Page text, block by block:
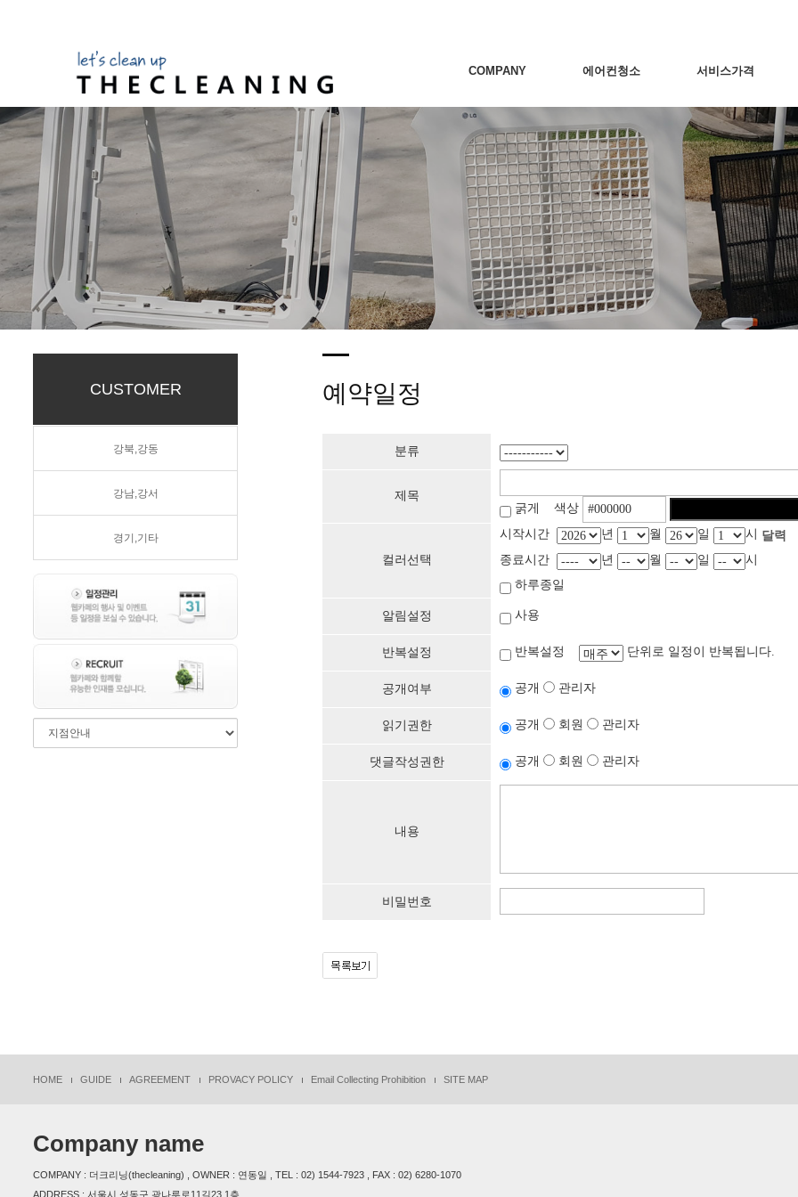
COMPANY 에어컨청소 서비스가격
CUSTOMER
강북,강동
강남,강서
경기,기타
예약일정
분류
제목
굵게 색상
컬러선택
시작시간 년 월 일 시 달력
종료시간 년 월 일
시
하루종일
알림설정 사용
반복설정 반복설정 단위로 일정이 반복됩니다.
공개여부 공개 관리자
읽기권한 공개 회원 관리자
댓글작성권한 공개 회원 관리자
내용
비밀번호
HOME GUIDE AGREEMENT PROVACY POLICY Email Collecting Prohibition SITE MAP
Company name
COMPANY : 더크리닝(thecleaning) , OWNER : 연동일 , TEL : 02) 1544-7923 , FAX : 02) 6280-1070
ADDRESS : 서울시 성동구 광나루로11길23 1층